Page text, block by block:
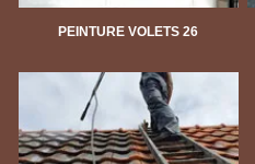
PEINTURE VOLETS 26